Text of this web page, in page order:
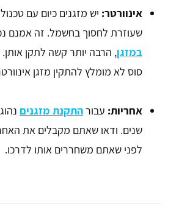
אינוורטר: יש מזגנים כיום עם
שעוזרת לחסוך בחשמל. זה אמנם
במזגן
סוס לא מומלץ להתקין מזגן
אחריות: עבורהתקנת מזגנים
שנים. ודאו שאתם מקבלים את
לפני שאתם משחררים אותו לדרכו.